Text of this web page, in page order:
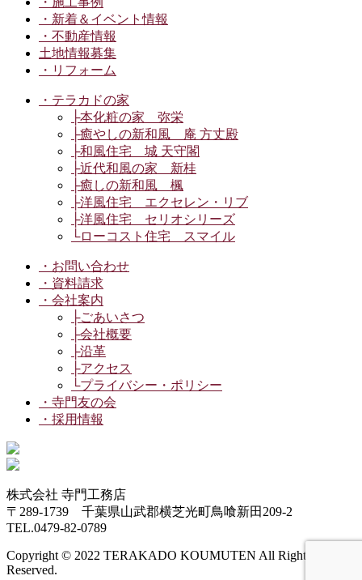
・新着＆イベント情報
・不動産情報
土地情報募集
・リフォーム
・テラカドの家
├本化粧の家 弥栄
├癒やしの新和風 庵 方丈殿
├和風住宅 城 天守閣
├近代和風の家 新桂
├癒しの新和風 楓
├洋風住宅 エクセレン・リブ
├洋風住宅 セリオシリーズ
└ローコスト住宅 スマイル
・お問い合わせ
・資料請求
・会社案内
├ごあいさつ
├会社概要
├沿革
├アクセス
└プライバシー・ポリシー
・寺門友の会
・採用情報
株式会社 寺門工務店
〒289-1739 千葉県山武郡横芝光町鳥喰新田209-2
TEL.0479-82-0789
Copyright © 2022 TERAKADO KOUMUTEN All Rights
Reserved.